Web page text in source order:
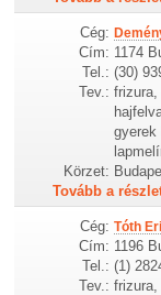
Cég:
Cím: 1174
Tel.: (30)
Tev.:
gyerek
Körzet:
Tovább a
Cég: Tóth
Cím: 1196
Tel.: (1)
Tev.: frizura,